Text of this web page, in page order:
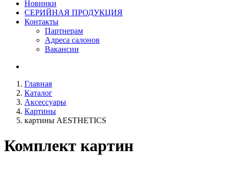
Новинки
СЕРИЙНАЯ ПРОДУКЦИЯ
Контакты
Партнерам
Адреса салонов
Вакансии
Главная
Каталог
Аксессуары
Картины
картины AESTHETICS
Комплект картин